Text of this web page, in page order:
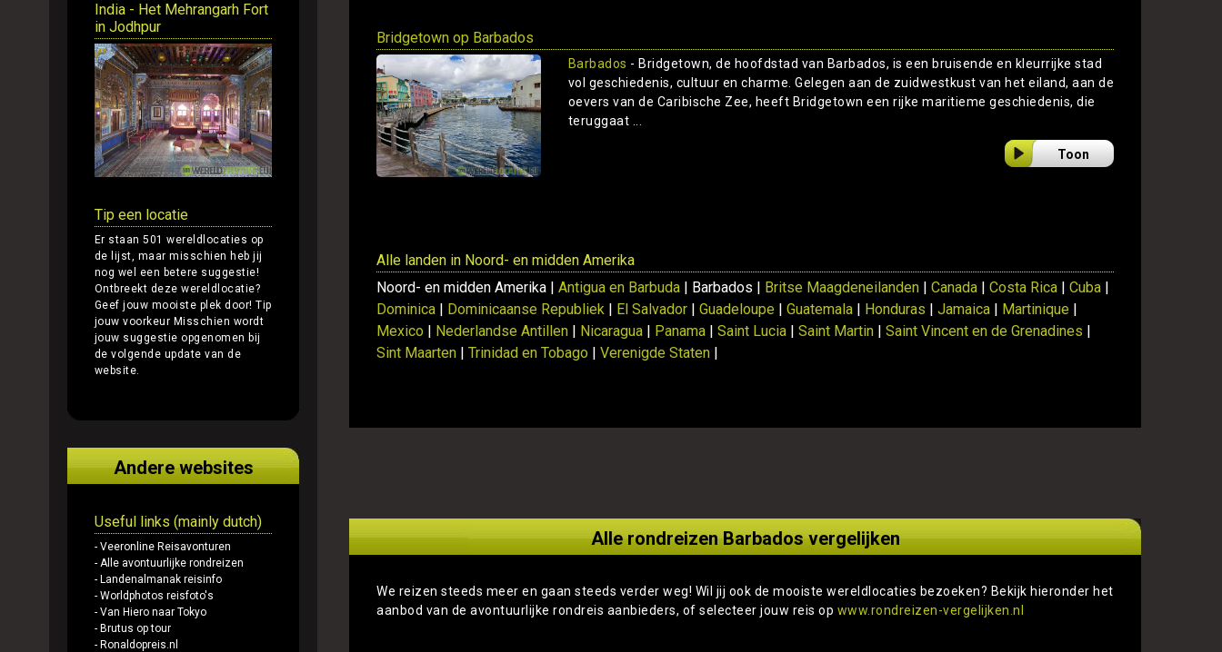
India - Het Mehrangarh Fort
in Jodhpur
Tip een locatie
Er staan 501 wereldlocaties op
de lijst, maar misschien heb jij
nog wel een betere suggestie!
Ontbreekt deze wereldlocatie?
Geef jouw mooiste plek door!Tip
jouw voorkeur Misschien wordt
jouw suggestie opgenomen bij
de volgende update van de
website.
Andere websites
Useful links (mainly dutch)
- Veeronline Reisavonturen
- Alle avontuurlijke rondreizen
- Landenalmanak reisinfo
- Worldphotos reisfoto's
- Van Hiero naar Tokyo
- Brutus op tour
- Ronaldopreis.nl
Bridgetown op Barbados
Barbados - Bridgetown, de hoofdstad van Barbados, is een bruisende en kleurrijke stad
vol geschiedenis, cultuur en charme. Gelegen aan de zuidwestkust van het eiland, aan de
oevers van de Caribische Zee, heeft Bridgetown een rijke maritieme geschiedenis, die
teruggaat ...
Toon
Alle landen in Noord- en midden Amerika
Noord- en midden Amerika |Antigua en Barbuda | Barbados | Britse Maagdeneilanden |Canada |Costa Rica |Cuba |
Dominica | Dominicaanse Republiek | El Salvador |Guadeloupe |Guatemala | Honduras |Jamaica | Martinique |
Mexico | Nederlandse Antillen | Nicaragua | Panama |Saint Lucia |Saint Martin |Saint Vincent en de Grenadines |
Sint Maarten |Trinidad en Tobago |Verenigde Staten |
Alle rondreizen Barbados vergelijken
We reizen steeds meer en gaan steeds verder weg! Wil jij ook de mooiste wereldlocaties bezoeken? Bekijk hieronder het
aanbod van de avontuurlijke rondreis aanbieders, of selecteer jouw reis op www.rondreizen-vergelijken.nl